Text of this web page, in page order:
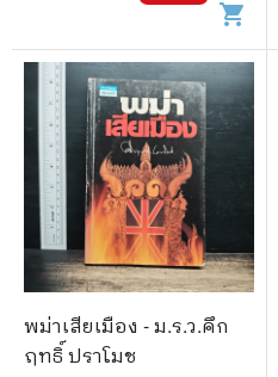
shopping_cart
พม่าเสียเมือง - ม.ร.ว.คึก
ฤทธิ์ ปราโมช